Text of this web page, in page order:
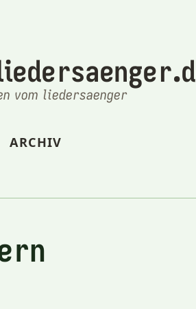
vom liedersaenger
ARCHIV